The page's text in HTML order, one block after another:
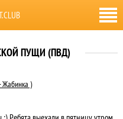
ПУЩИ (ПВД)
)